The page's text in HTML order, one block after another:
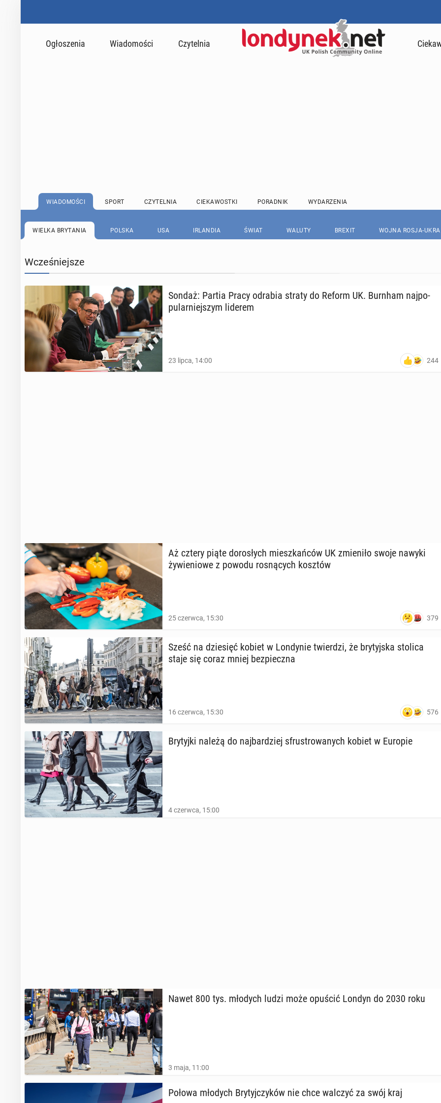
Ogłoszenia Wiadomości Czytelnia
WIADOMOŚCI SPORT CZYTELNIA CIEKAWOSTKI PORADNIK WYDARZENIA
WIELKA BRYTANIA POLSKA USA IRLANDIA ŚWIAT WALUTY BREXIT WOJNA ROSJA-
Wcześniejsze
Sondaż: Partia Pracy odrabia straty do Reform UK. Burnham naj­po­
pu­lar­niej­szym liderem
23 lipca, 14:00 244
Aż cztery piąte do­ro­słych miesz­kań­ców UK zmie­ni­ło swoje nawyki
ży­wie­nio­we z powodu ro­sną­cych kosztów
25 czerwca, 15:30 379
Sześć na dzie­sięć kobiet w Lon­dy­nie twier­dzi, że bry­tyj­ska stolica
staje się coraz mniej bez­piecz­na
16 czerwca, 15:30 576
Bry­tyj­ki należą do naj­bar­dziej sfru­stro­wa­nych kobiet w Europie
4 czerwca, 15:00
Nawet 800 tys. młodych ludzi może opuścić Londyn do 2030 roku
3 maja, 11:00
Połowa młodych Bry­tyj­czy­ków nie chce walczyć za swój kraj